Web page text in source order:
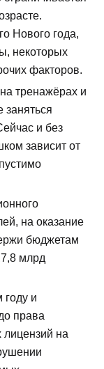
Нового года,
некоторых
факторов.
тренажёрах и
и без
зависит от
на оказание
бюджетам
млрд
и
права
лицензий на